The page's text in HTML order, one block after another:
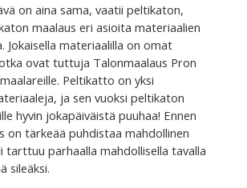
on aina sama, vaatii peltikaton,
maalaus eri asioita materiaalien
Jokaisella materiaalilla on omat
ovat tuttuja Talonmaalaus Pron
Peltikatto on yksi
ja sen vuoksi peltikaton
hyvin jokapäiväistä puuhaa! Ennen
on tärkeää puhdistaa mahdollinen
parhaalla mahdollisella tavalla
sileäksi.